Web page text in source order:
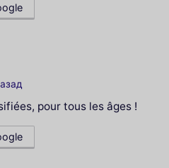
pour tous les âges !